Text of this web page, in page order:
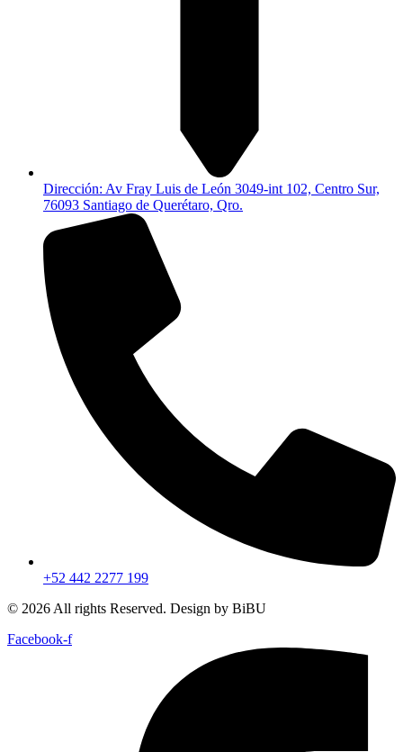
Dirección: Av Fray Luis de León 3049-int 102, Centro Sur,
76093 Santiago de Querétaro, Qro.
+52 442 2277 199
© 2026 All rights Reserved. Design by BiBU
Facebook-f